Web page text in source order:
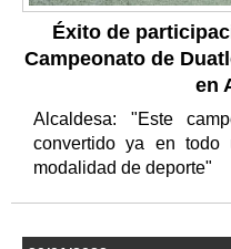
Éxito de
Campeonato de
en
Alcaldesa: "Este
convertido ya en todo
modalidad de deporte"